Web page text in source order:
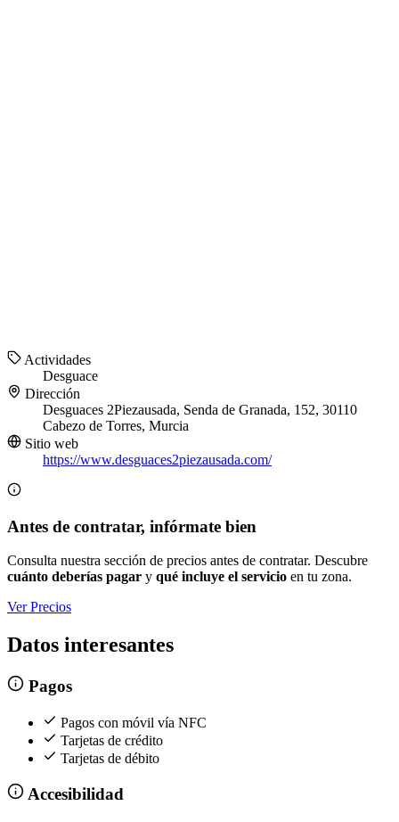
Actividades
Desguace
Dirección
Desguaces 2Piezausada, Senda de Granada, 152, 30110
Cabezo de Torres, Murcia
Sitio web
https://www.desguaces2piezausada.com/
Antes de contratar, infórmate bien
Consulta nuestra sección de precios antes de contratar. Descubre
cuánto deberías pagar y qué incluye el servicio en tu zona.
Ver Precios
Datos interesantes
Pagos
Pagos con móvil vía NFC
Tarjetas de crédito
Tarjetas de débito
Accesibilidad